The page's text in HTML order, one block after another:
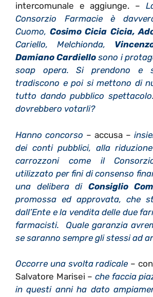
intercomunale e aggiunge. –
Consorzio Farmacie è
Cuomo, Cosimo Cicia Cicia,
Cariello, Melchionda,
Damiano Cardiello sono i
soap opera. Si prendono e
tradiscono e poi si mettono di
tutto dando pubblico
dovrebbero votarli?
Hanno concorso – accusa –
dei conti pubblici, alla
carrozzoni come il
utilizzato per fini di consenso
una delibera diConsiglio
promossa ed approvata, che
dall’Ente e la vendita delle due
farmacisti. Quale garanzia
se saranno sempre gli stessi ad
Occorre una svolta radicale –
Salvatore Marisei – che faccia
in questi anni ha dato